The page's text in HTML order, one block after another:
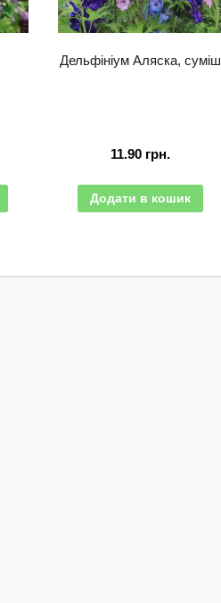
Дельфініум Аляска, суміш
11.90 грн.
Додати в кошик